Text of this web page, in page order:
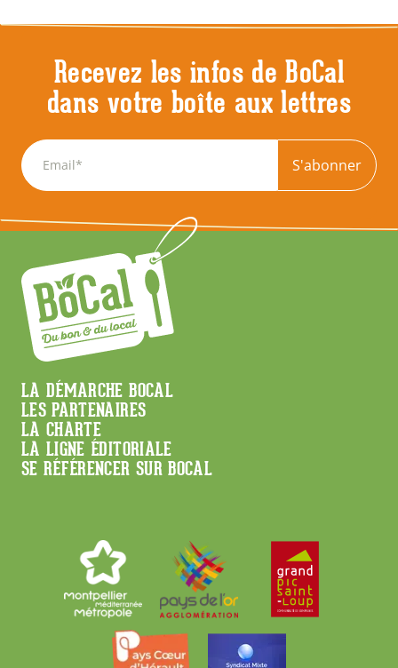
Recevez les infos de BoCal
dans votre boîte aux lettres
S'abonner
Menu
Footer
LA DÉMARCHE BOCAL
LES PARTENAIRES
LA CHARTE
LA LIGNE ÉDITORIALE
SE RÉFÉRENCER SUR BOCAL